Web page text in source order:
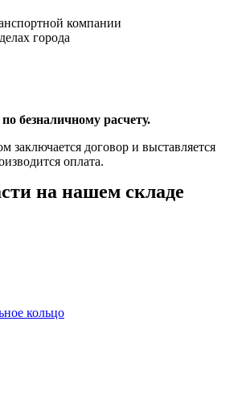
компании
города
по безналичному расчету.
договор и выставляется
оплата.
на нашем складе
кольцо